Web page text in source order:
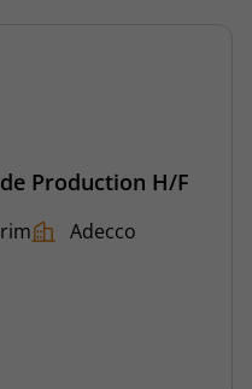
Production H/F
Adecco